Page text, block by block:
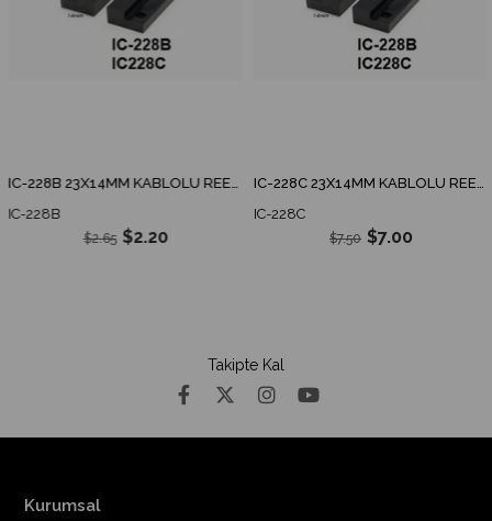
IC-228B 23X14MM KABLOLU REED SENSÖR NORMALDE AÇIK KONTAK
IC-228B
$2.20
$2.65
IC-228C 23X14MM KABLOLU REED SENSÖR NORMALDE KAPALI KONTAK
IC-228C
$7.00
$7.50
Takipte Kal
Kurumsal